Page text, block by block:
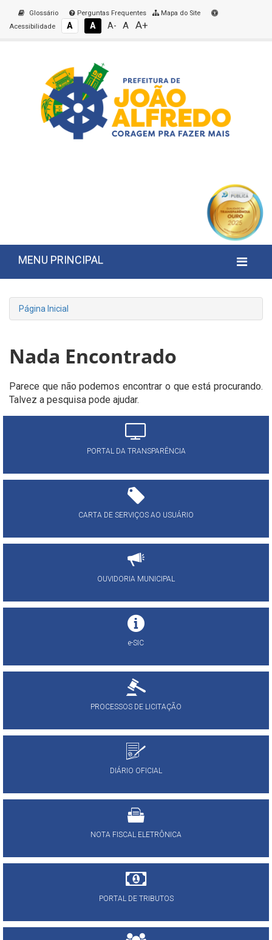
Glossário Perguntas Frequentes
Mapa do Site
Acessibilidade
A A A- A A+
MENU PRINCIPAL
Página Inicial
Nada Encontrado
Parece que não podemos encontrar o que está procurando.
Talvez a pesquisa pode ajudar.
PORTAL DA TRANSPARÊNCIA
CARTA DE SERVIÇOS AO USUÁRIO
OUVIDORIA MUNICIPAL
e-SIC
PROCESSOS DE LICITAÇÃO
DIÁRIO OFICIAL
NOTA FISCAL ELETRÔNICA
PORTAL DE TRIBUTOS